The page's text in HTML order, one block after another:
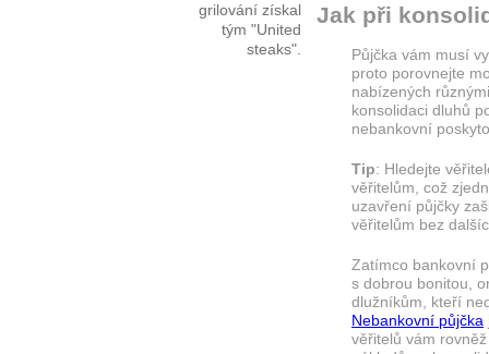
grilování získal
tým "United
steaks".
Jak při
Půjčka vám musí
proto porovnejte
nabízených
konsolidaci dluhů
nebankovní
Tip: Hledejte
věřitelům, což
uzavření půjčky
věřitelům bez
Zatímco bankovní
s dobrou bonitou,
dlužníkům, kteří
Nebankovní půjčka
věřitelů vám